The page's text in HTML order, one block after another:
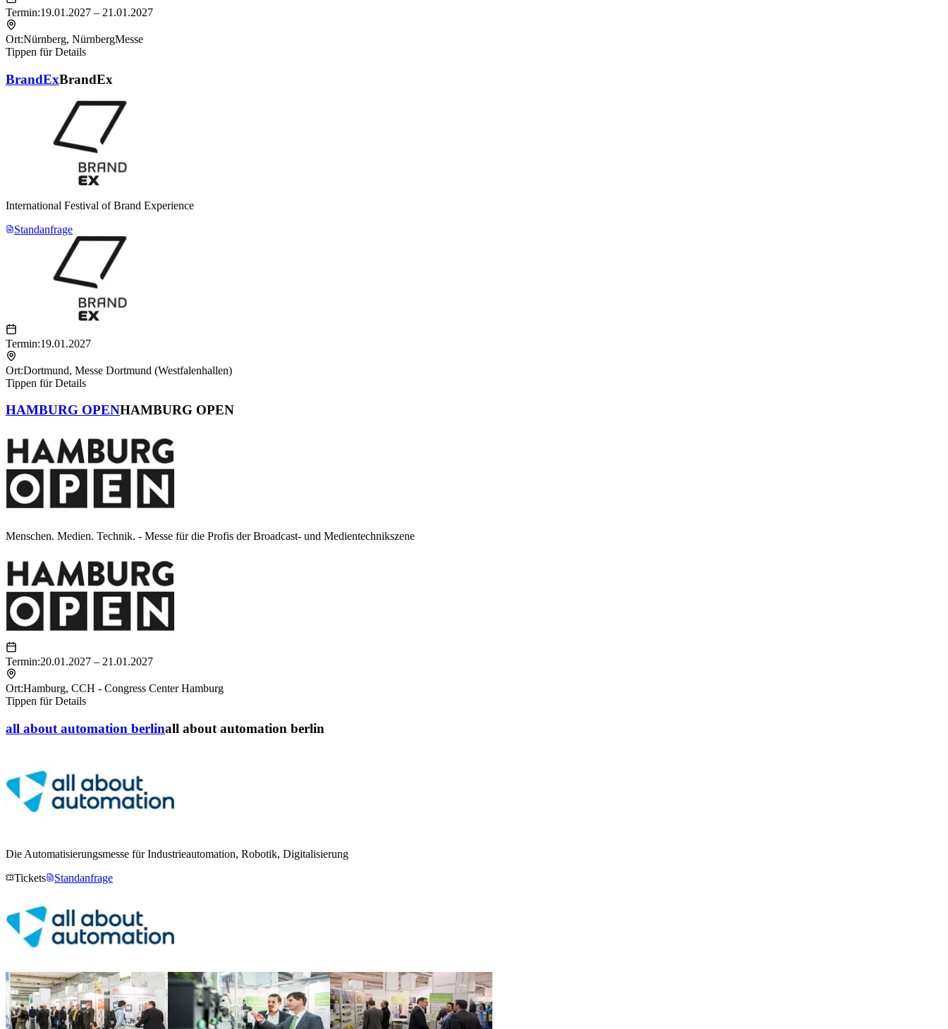
Termin:19.01.2027 – 21.01.2027
Ort:Nürnberg, NürnbergMesse
Tippen für Details
BrandExBrandEx
International Festival of Brand Experience
Standanfrage
Termin:19.01.2027
Ort:Dortmund, Messe Dortmund (Westfalenhallen)
Tippen für Details
HAMBURG OPENHAMBURG OPEN
Menschen. Medien. Technik. - Messe für die Profis der Broadcast- und Medientechnikszene
Termin:20.01.2027 – 21.01.2027
Ort:Hamburg, CCH - Congress Center Hamburg
Tippen für Details
all about automation berlinall about automation berlin
Die Automatisierungsmesse für Industrieautomation, Robotik, Digitalisierung
Tickets
Standanfrage